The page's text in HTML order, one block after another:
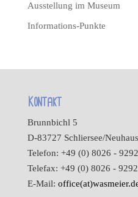
Ausstellung im Museum
Informations-Punkte
Kontakt
Brunnbichl 5
D-83727 Schliersee/Neuhaus
Telefon: +49 (0) 8026 -
Telefax: +49 (0) 8026 -
E-Mail: